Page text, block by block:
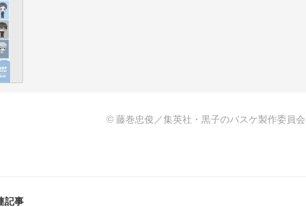
© 藤巻忠俊／集英社・黒子のバスケ製作委員会
記事